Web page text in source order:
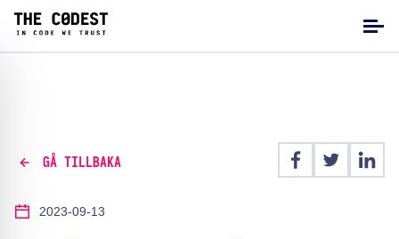
GÅ TILLBAKA
2023-09-13